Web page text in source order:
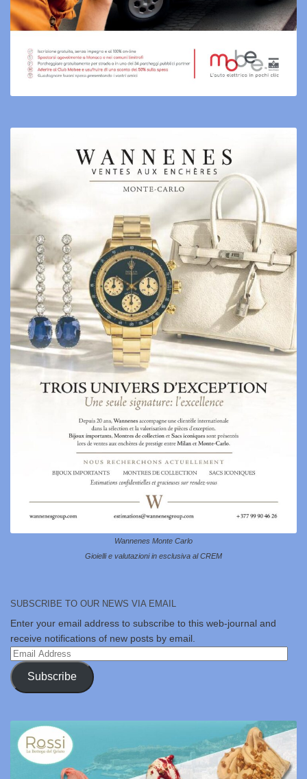
Wannenes Monte Carlo
Gioielli e valutazioni in esclusiva al CREM
SUBSCRIBE TO OUR NEWS VIA EMAIL
Enter your email address to subscribe to this web-journal and
receive notifications of new posts by email.
Email
Address
Subscribe